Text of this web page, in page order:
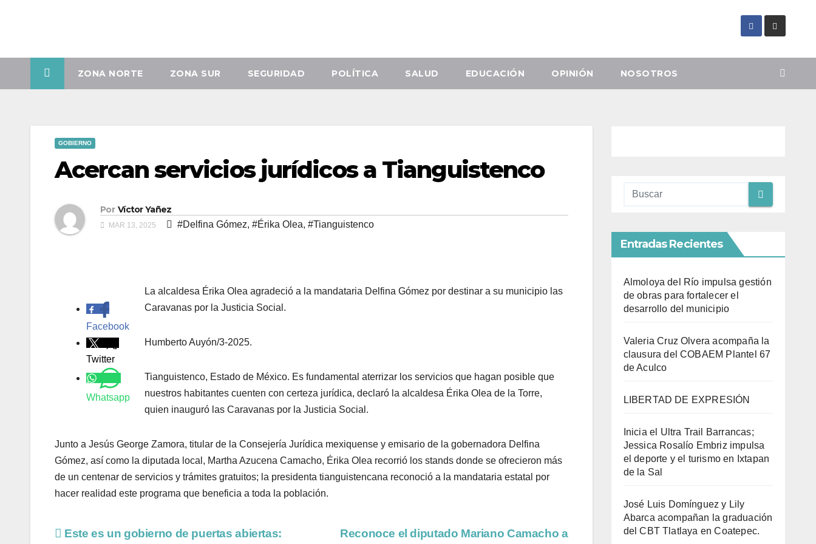
ZONA NORTE ZONA SUR SEGURIDAD POLÍTICA SALUD EDUCACIÓN OPINIÓN NOSOTROS
GOBIERNO
Acercan servicios jurídicos a Tianguistenco
Por Víctor Yañez
MAR 13, 2025 #Delfina Gómez, #Érika Olea, #Tianguistenco
Facebook
Twitter
Whatsapp
La alcaldesa Érika Olea agradeció a la mandataria Delfina Gómez por destinar a su municipio las
Caravanas por la Justicia Social.
Humberto Auyón/3-2025.
Tianguistenco, Estado de México. Es fundamental aterrizar los servicios que hagan posible que
nuestros habitantes cuenten con certeza jurídica, declaró la alcaldesa Érika Olea de la Torre,
quien inauguró las Caravanas por la Justicia Social.
Junto a Jesús George Zamora, titular de la Consejería Jurídica mexiquense y emisario de la gobernadora Delfina
Gómez, así como la diputada local, Martha Azucena Camacho, Érika Olea recorrió los stands donde se ofrecieron más
de un centenar de servicios y trámites gratuitos; la presidenta tianguistencana reconoció a la mandataria estatal por
hacer realidad este programa que beneficia a toda la población.
Reconoce el diputado Mariano Camacho a
Este es un gobierno de puertas abiertas:
Entradas Recientes
Almoloya del Río impulsa gestión
de obras para fortalecer el
desarrollo del municipio
Valeria Cruz Olvera acompaña la
clausura del COBAEM Plantel 67
de Aculco
LIBERTAD DE EXPRESIÓN
Inicia el Ultra Trail Barrancas;
Jessica Rosalío Embriz impulsa
el deporte y el turismo en Ixtapan
de la Sal
José Luis Domínguez y Lily
Abarca acompañan la graduación
del CBT Tlatlaya en Coatepec.